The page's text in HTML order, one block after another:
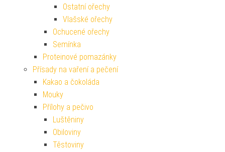
Ostatní ořechy
Vlašské ořechy
Ochucené ořechy
Semínka
Proteinové pomazánky
Přísady na vaření a pečení
Kakao a čokoláda
Mouky
Přílohy a pečivo
Luštěniny
Obiloviny
Těstoviny